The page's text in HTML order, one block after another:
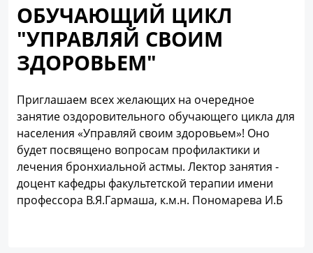
ОБУЧАЮЩИЙ ЦИКЛ
"УПРАВЛЯЙ СВОИМ
ЗДОРОВЬЕМ"
Приглашаем всех желающих на очередное
занятие оздоровительного обучающего цикла для
населения «Управляй своим здоровьем»! Оно
будет посвящено вопросам профилактики и
лечения бронхиальной астмы. Лектор занятия -
доцент кафедры факультетской терапии имени
профессора В.Я.Гармаша, к.м.н. Пономарева И.Б